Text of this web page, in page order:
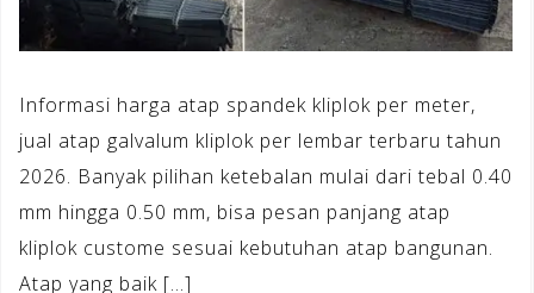
Informasi harga atap spandek kliplok per meter,
jual atap galvalum kliplok per lembar terbaru tahun
2026. Banyak pilihan ketebalan mulai dari tebal 0.40
mm hingga 0.50 mm, bisa pesan panjang atap
kliplok custome sesuai kebutuhan atap bangunan.
Atap yang baik […]